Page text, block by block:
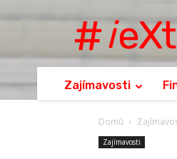
i
Zajímavosti
Domů
Zajímavosti